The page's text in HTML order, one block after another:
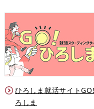
ひろしま就活サイト
ろしま